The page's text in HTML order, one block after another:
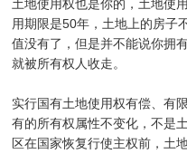
土地使用权也是你的，土地使
用期限是50年，土地上的房子
值没有了，但是并不能说你拥
就被所有权人收走。
实行国有土地使用权有偿、有
有的所有权属性不变化，不是
区在国家恢复行使主权前，土